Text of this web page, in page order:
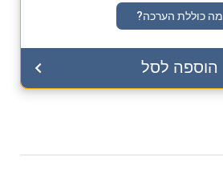
הוספה לסל
מה כוללת הערכה?